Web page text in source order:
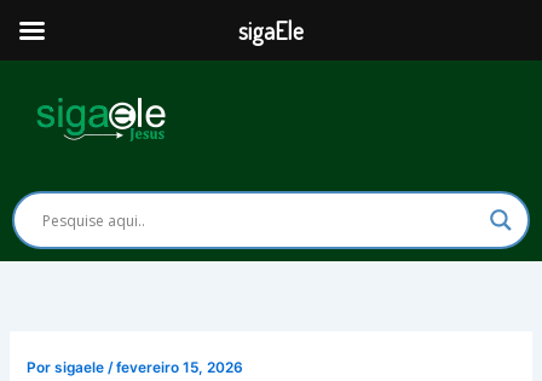
para
conteúdo
Porsigaele/fevereiro 15, 2026
sigaEle